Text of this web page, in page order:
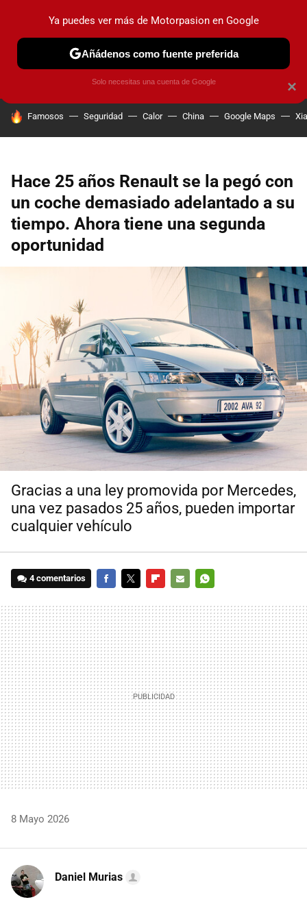
PRUEBAS COCHES ELÉCTRICOS OBSERVATORIO
HOY SE HABLA DE
Famosos Seguridad Calor China Google Maps
Hace 25 años Renault se la pegó con
un coche demasiado adelantado a su
tiempo. Ahora tiene una segunda
oportunidad
Gracias a una ley promovida por Mercedes,
una vez pasados 25 años, pueden importar
cualquier vehículo
4 comentarios
MAIL
8 Mayo 2026
Daniel Murias
×
Ya puedes ver más de Motorpasion en Google
Añádenos como fuente preferida
Solo necesitas una cuenta de Google